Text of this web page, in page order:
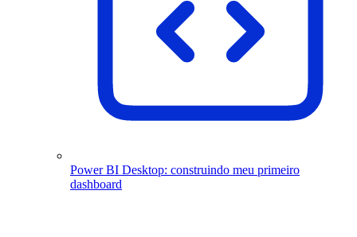
Power BI Desktop: construindo meu primeiro
dashboard